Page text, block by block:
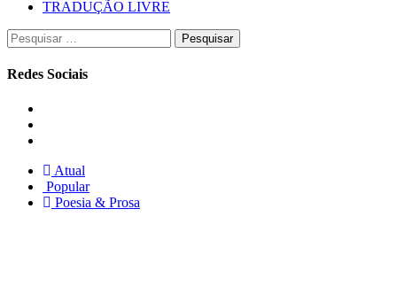
TRADUÇÃO LIVRE
Pesquisar
por:
Redes Sociais
Atual
Popular
Poesia & Prosa